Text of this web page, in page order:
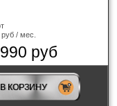
/ мес.
руб
В КОРЗИНУ